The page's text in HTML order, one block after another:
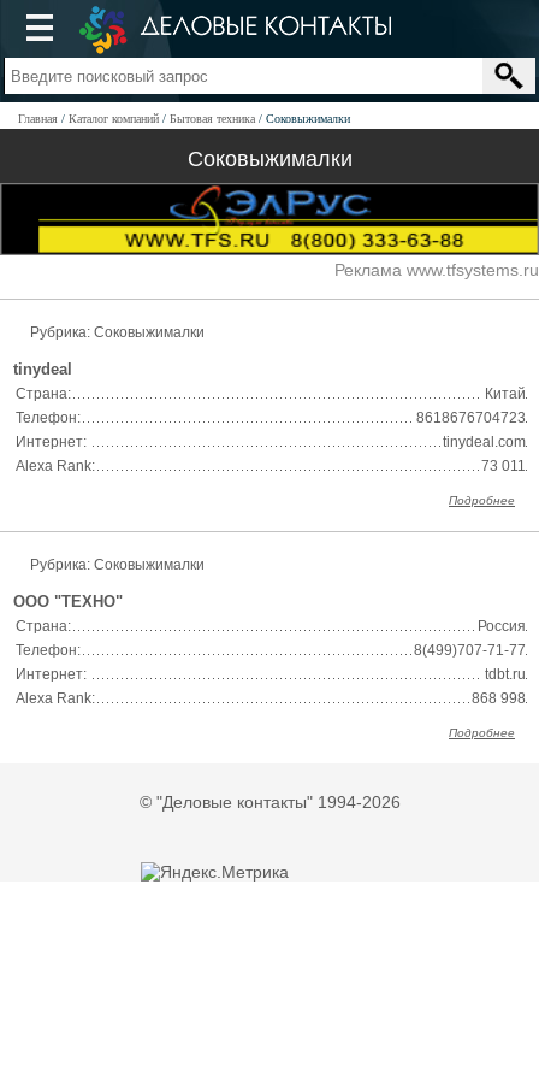
Главная Каталог компаний Бытовая техника Соковыжималки
Соковыжималки
Реклама www.tfsystems.ru
Рубрика: Соковыжималки
tinydeal
Страна:
Китай
Телефон:
8618676704723
Интернет:
tinydeal.com
Alexa Rank:
73 011
Подробнее
Рубрика: Соковыжималки
ООО "ТЕХНО"
Страна:
Россия
Телефон:
8(499)707-71-77
Интернет:
tdbt.ru
Alexa Rank:
868 998
Подробнее
© "Деловые контакты" 1994-2026